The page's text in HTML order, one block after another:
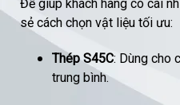
Để giúp khách hàng có cái
sẻ cách chọn vật liệu tối ưu:
Thép S45C: Dùng cho
trung bình.